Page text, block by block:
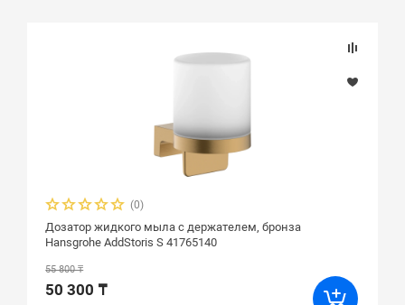
(0)
Дозатор жидкого мыла с держателем, бронза
Hansgrohe AddStoris S 41765140
55 800 ₸
50 300 ₸